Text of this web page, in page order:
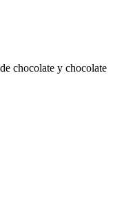
chocolate y chocolate